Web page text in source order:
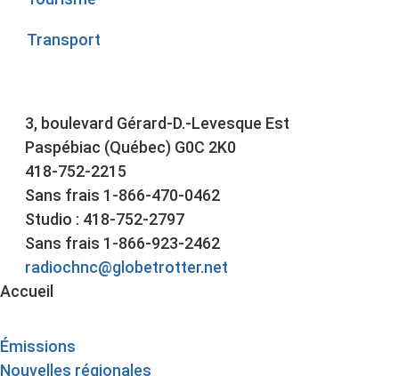
Transport
3, boulevard Gérard-D.-Levesque Est
Paspébiac (Québec) G0C 2K0
418-752-2215
Sans frais 1-866-470-0462
Studio : 418-752-2797
Sans frais 1-866-923-2462
radiochnc@globetrotter.net
Accueil
Émissions
Nouvelles régionales